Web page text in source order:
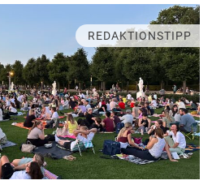
REDAKTIONSTIPP